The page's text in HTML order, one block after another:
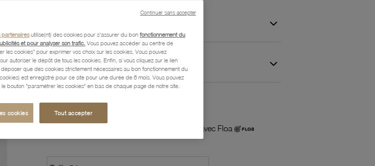
Paiement, Livraison, Retours et Garantie
35,60 €
Profitez des paiements en plusieurs fois avec Floa
partenairesutilise(nt) des cookies pour s'assurer du bon fonctionnement du
et pour analyser son trafic. Vous pouvez accéder au centre de
les cookies” pour exprimer vos choix sur les cookies. Vous pouvez
autoriser le dépôt de tous les cookies. Enfin, si vous cliquez sur le lien
que des cookies strictement nécessaires au bon fonctionnement du
est enregistré pour ce site pour une durée de 6 mois. Vous pouvez
bouton "paramétrer les cookies" en bas de chaque page de notre site.
cookies Tout accepter
Continuer sans accepter